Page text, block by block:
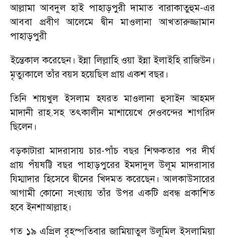
আল্লামা আবদুল হাই পাহাড়পুরী দামাত বারাকাতুহুম-এর
আববা প্রবীণ আলেমেদ্বীন মাওলানা আখতারুজ্জামান
পাহাড়পুরী
ইন্তেকাল করেছেন। ইন্না লিল্লাহি ওয়া ইন্না ইলাইহি রাজিউন।
মৃত্যুকালে তাঁর বয়স হয়েছিল প্রায় একশ বছর।
তিনি শায়খুল ইসলাম হযরত মাওলানা হুসাইন আহমদ
মাদানী রাহ.সহ তৎকালীন মাশায়েখে দেওবন্দের শাগরিদ
ছিলেন।
বড়কাটারা মাদরাসায় চার-পাঁচ বছর শিক্ষকতার পর দীর্ঘ
প্রায় পঁয়ষট্টি বছর পাহাড়পুরের ইমদাদুল উলূম মাদরাসার
যিম্মাদার হিসেবে দ্বীনের খিদমত করেছেন। আলকাউসারের
আগামী কোনো সংখ্যায় তাঁর উপর একটি প্রবন্ধ প্রকাশিত
হবে ইনশাআল্লাহ।
গত ১৯ এপ্রিল বৃহস্পতিবার জামিয়াতুল উলূমিল ইসলামিয়া